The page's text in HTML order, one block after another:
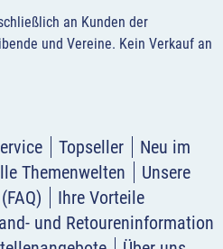
an Kunden der
und Vereine. Kein Verkauf an
Topseller
Neu im
Themenwelten
Unsere
Ihre Vorteile
und Retoureninformation